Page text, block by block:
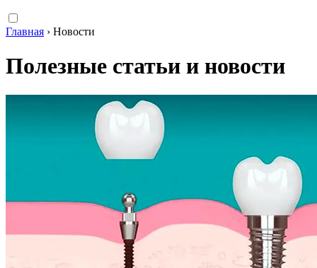
Главная › Новости
Полезные статьи и новости